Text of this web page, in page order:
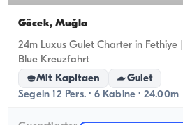
Göcek, Muğla
24m Luxus Gulet Charter in Fethiye
Blue Kreuzfahrt
Mit Kapitaen
Gulet
Segeln 12 Pers. · 6 Kabine · 24.00m